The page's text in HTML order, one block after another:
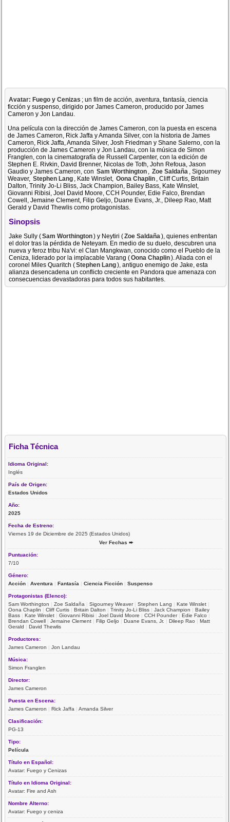
Avatar: Fuego y Cenizas ; un film de acción, aventura, fantasía, ciencia
ficción y suspenso, dirigido por James Cameron, producido por James
Cameron y Jon Landau.
Una película con la dirección de James Cameron, con la puesta en escena
de James Cameron, Rick Jaffa y Amanda Silver, con la historia de James
Cameron, Rick Jaffa, Amanda Silver, Josh Friedman y Shane Salerno, con la
producción de James Cameron y Jon Landau, con la música de Simon
Franglen, con la cinematografía de Russell Carpenter, con la edición de
Stephen E. Rivkin, David Brenner, Nicolas de Toth, John Refoua, Jason
Gaudio y James Cameron, con Sam Worthington , Zoe Saldaña , Sigourney
Weaver, Stephen Lang , Kate Winslet, Oona Chaplin , Cliff Curtis, Britain
Dalton, Trinity Jo-Li Bliss, Jack Champion, Bailey Bass, Kate Winslet,
Giovanni Ribisi, Joel David Moore, CCH Pounder, Edie Falco, Brendan
Cowell, Jemaine Clement, Filip Geljo, Duane Evans, Jr., Dileep Rao, Matt
Gerald y David Thewlis como protagonistas.
Sinopsis
Jake Sully (Sam Worthington) y Neytiri (Zoe Saldaña), quienes enfrentan
el dolor tras la pérdida de Neteyam. En medio de su duelo, descubren una
nueva y feroz tribu Na'vi: el Clan Mangkwan, conocido como el Pueblo de la
Ceniza, liderado por la implacable Varang (Oona Chaplin). Aliada con el
coronel Miles Quaritch (Stephen Lang), antiguo enemigo de Jake, esta
alianza desencadena un conflicto creciente en Pandora que amenaza con
consecuencias devastadoras para todos sus habitantes.
Ficha Técnica
Idioma Original:
Inglés
País de Origen:
Estados Unidos
Año:
2025
Fecha de Estreno:
Viernes 19 de Diciembre de 2025 (Estados Unidos)
Ver Fechas ➨
Puntuación:
7/10
Género:
Acción |Aventura |Fantasía |Ciencia Ficción |Suspenso
Protagonistas (Elenco):
Sam Worthington |Zoe Saldaña |Sigourney Weaver|Stephen Lang |Kate Winslet |
Oona Chaplin |Cliff Curtis |Britain Dalton |Trinity Jo-Li Bliss |Jack Champion |Bailey
Bass |Kate Winslet |Giovanni Ribisi |Joel David Moore |CCH Pounder|Edie Falco |
Brendan Cowell |Jemaine Clement |Filip Geljo |Duane Evans, Jr. |Dileep Rao |Matt
Gerald |David Thewlis
Productores:
James Cameron |Jon Landau
Música:
Simon Franglen
Director:
James Cameron
Puesta en Escena:
James Cameron |Rick Jaffa |Amanda Silver
Clasificación:
PG-13
Tipo:
Película
Título en Español:
Avatar: Fuego y Cenizas
Título en Idioma Original:
Avatar: Fire and Ash
Nombre Alterno:
Avatar: Fuego y ceniza